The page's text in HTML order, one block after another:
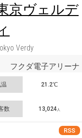
京ヴェルデ
Verdy
フクダ電子アリーナ
21.2℃
数 13,024人
RSS